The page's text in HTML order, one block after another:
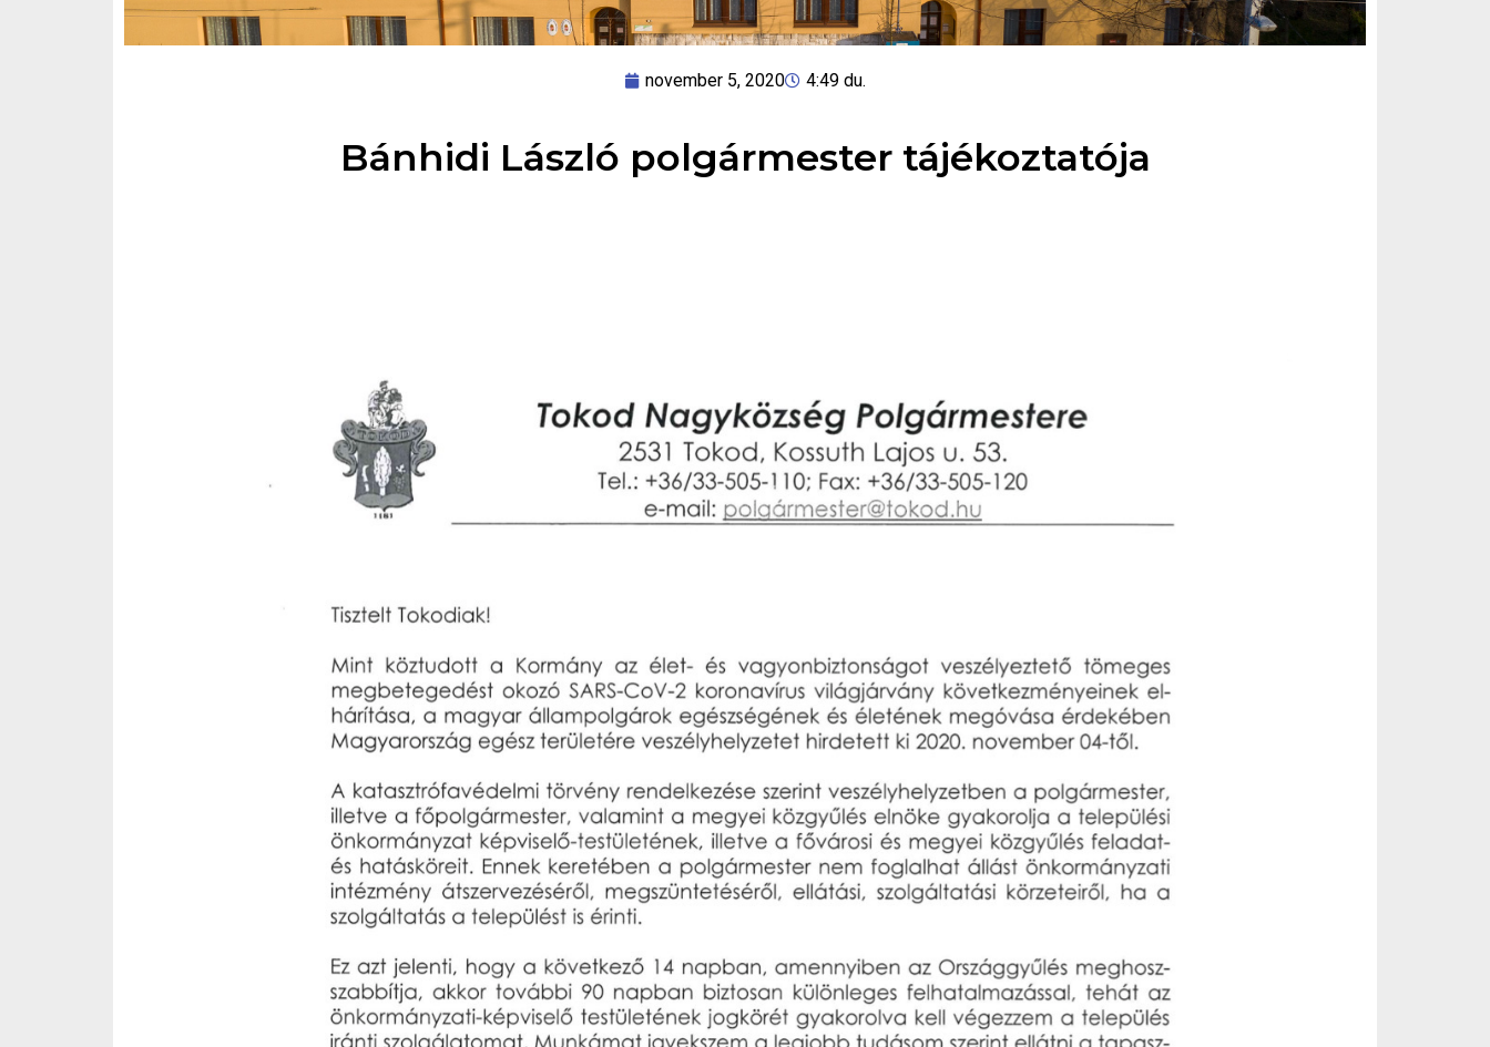
november 5, 2020 4:49 du.
Bánhidi László polgármester tájékoztatója